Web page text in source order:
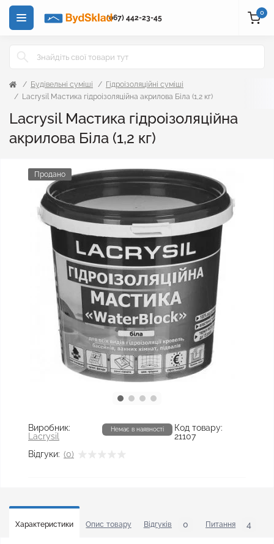
(067) 442-23-45
0
Будівельні суміші
Гідроізоляційні суміші
Lacrysil Мастика гідроізоляційна акрилова Біла (1,2 кг)
Lacrysil Мастика гідроізоляційна
акрилова Біла (1,2 кг)
Продано
Виробник:
Lacrysil
Код товару:
21107
Відгуки: (0)
Немає в наявності
Характеристики Опис товару Відгуків 0 Питання 4